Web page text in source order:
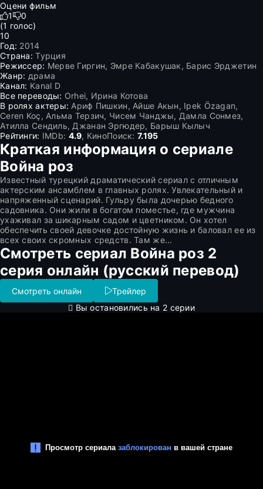
Оцени фильм
1
0
(1 голос)
10
Год: 2014
Страна: Турция
Режиссер: Мерве Гиргин, Эмре Кабакушак, Барис Эрджетин
Жанр: драма
Канал: Kanal D
Все переводы: Orhei, Ирина Котова
В ролях актеры: Ариф Пишкин, Айше Акын, Ipek Özagan,
Ceren Koç, Альма Терзич, Чисем Чанджы, Дамла Сонмез,
Атилла Сендиль, Джанан Эргюдер, Барыш Кылыч
Рейтинги: IMDb: 4.9, КиноПоиск: 7.195
Краткая информация о сериале
Война роз
Известный турецкий драматический сериал с отличным
актерским ансамблем в главных ролях. Увлекательный и
напряженный сценарий. Гульру была дочерью бедного
садовника. Они жили в богатом поместье, где мужчина
ухаживал за шикарным садом и цветником. Он хотел
обеспечить своей девочке достойную жизнь и баловал ее из
всех своих скромных средств. Там же...
Смотреть сериал Война роз 2
серия онлайн (русский перевод)
Смотреть онлайн
Трейлер
Вы остановились на 2 серии